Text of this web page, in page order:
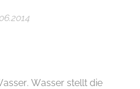
Wasser stellt die